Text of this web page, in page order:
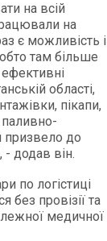
на всій
на
є можливість і
там більше
області,
пікапи,
паливно-
призвело до
- додав він.
по логістиці
без провізії та
медичної